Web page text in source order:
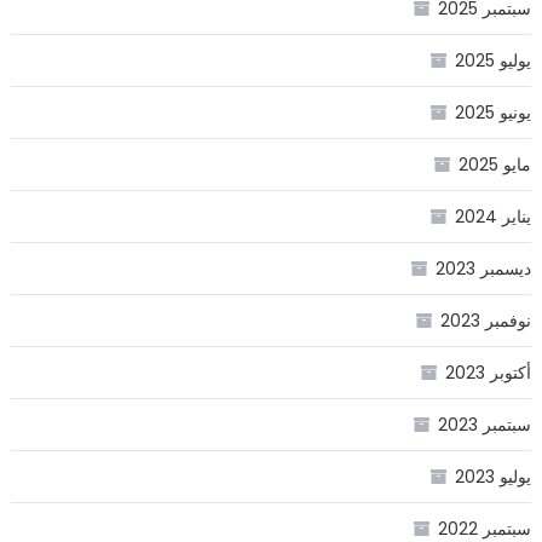
سبتمبر 2025
يوليو 2025
يونيو 2025
مايو 2025
يناير 2024
ديسمبر 2023
نوفمبر 2023
أكتوبر 2023
سبتمبر 2023
يوليو 2023
سبتمبر 2022